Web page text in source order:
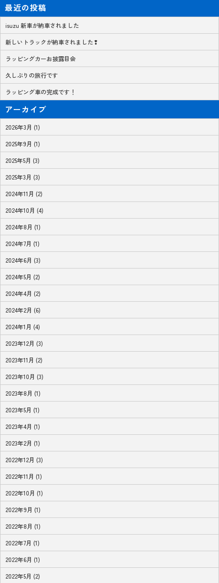
最近の投稿
isuzu 新車が納車されました
新しいトラックが納車されました❢
ラッピングカーお披露目会
久しぶりの旅行です
ラッピング車の完成です！
アーカイブ
2026年3月 (1)
2025年9月 (1)
2025年5月 (3)
2025年3月 (3)
2024年11月 (2)
2024年10月 (4)
2024年8月 (1)
2024年7月 (1)
2024年6月 (3)
2024年5月 (2)
2024年4月 (2)
2024年2月 (6)
2024年1月 (4)
2023年12月 (3)
2023年11月 (2)
2023年10月 (3)
2023年8月 (1)
2023年5月 (1)
2023年4月 (1)
2023年2月 (1)
2022年12月 (3)
2022年11月 (1)
2022年10月 (1)
2022年9月 (1)
2022年8月 (1)
2022年7月 (1)
2022年6月 (1)
2022年5月 (2)